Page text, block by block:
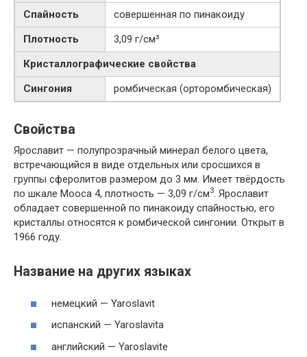
Спайность
совершенная по пинакоиду
Плотность
3,09 г/см³
Кристаллографические свойства
Сингония
ромбическая (орторомбическая)
Свойства
Ярославит — полупрозрачный минерал белого цвета,
встречающийся в виде отдельных или сросшихся в
группы сферолитов размером до 3 мм. Имеет твёрдость
по шкале Мооса 4, плотность — 3,09 г/см3. Ярославит
обладает совершенной по пинакоиду спайностью, его
кристаллы относятся к ромбической сингонии. Открыт в
1966 году.
Название на других языках
немецкий — Yaroslavit
испанский — Yaroslavita
английский — Yaroslavite